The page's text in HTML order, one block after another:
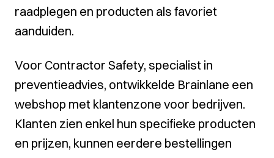
raadplegen en producten als favoriet
aanduiden.
Voor Contractor Safety, specialist in
preventieadvies, ontwikkelde Brainlane een
webshop met klantenzone voor bedrijven.
Klanten zien enkel hun specifieke producten
en prijzen, kunnen eerdere bestellingen